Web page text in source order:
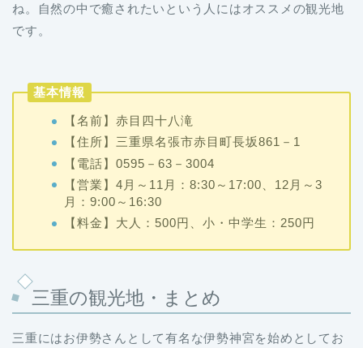
ね。自然の中で癒されたいという人にはオススメの観光地
です。
基本情報
【名前】赤目四十八滝
【住所】三重県名張市赤目町長坂861－1
【電話】0595－63－3004
【営業】4月～11月：8:30～17:00、12月～3
月：9:00～16:30
【料金】大人：500円、小・中学生：250円
三重の観光地・まとめ
三重にはお伊勢さんとして有名な伊勢神宮を始めとしてお